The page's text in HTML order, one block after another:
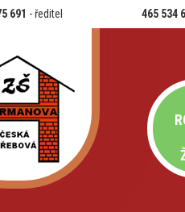
691 - ředitel 465 534